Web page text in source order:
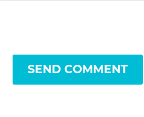
SEND COMMENT